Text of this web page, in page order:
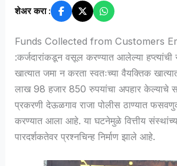
शेअर करा :
Funds Collected from Customers
:कर्जदारांकडून वसूल करण्यात आलेल्या हप्त्यांची
खात्यात जमा न करता स्वतःच्या वैयक्तिक
लाख 98 हजार 850 रुपयांचा अपहार
प्रकरणी देऊळगाव राजा पोलीस ठाण्यात
करण्यात आला आहे. या घटनेमुळे वित्तीय
पारदर्शकतेवर प्रश्नचिन्ह निर्माण झाले आहे.